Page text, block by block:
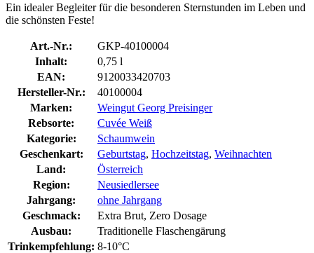
Ein idealer Begleiter für die besonderen Sternstunden im Leben und
die schönsten Feste!
Art.-Nr.:
GKP-40100004
Inhalt:
0,75 l
EAN:
9120033420703
Hersteller-Nr.:
40100004
Marken:
Weingut Georg Preisinger
Rebsorte:
Cuvée Weiß
Kategorie:
Schaumwein
Geschenkart:
Geburtstag, Hochzeitstag, Weihnachten
Land:
Österreich
Region:
Neusiedlersee
Jahrgang:
ohne Jahrgang
Geschmack:
Extra Brut, Zero Dosage
Ausbau:
Traditionelle Flaschengärung
Trinkempfehlung: 8-10°C